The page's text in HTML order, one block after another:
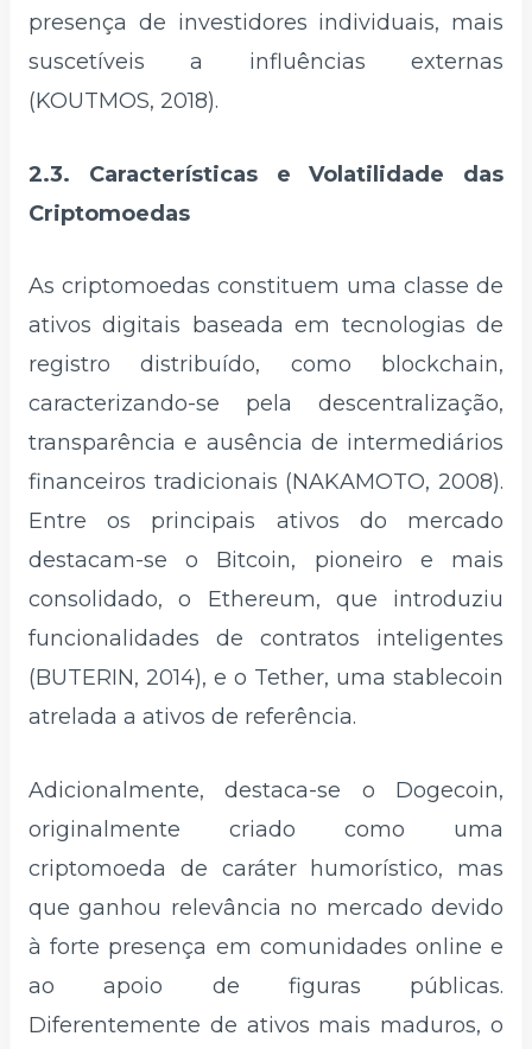
presença de investidores individuais, mais
suscetíveis a influências externas
(KOUTMOS, 2018).
2.3. Características e Volatilidade das
Criptomoedas
As criptomoedas constituem uma classe de
ativos digitais baseada em tecnologias de
registro distribuído, como blockchain,
caracterizando-se pela descentralização,
transparência e ausência de intermediários
financeiros tradicionais (NAKAMOTO, 2008).
Entre os principais ativos do mercado
destacam-se o Bitcoin, pioneiro e mais
consolidado, o Ethereum, que introduziu
funcionalidades de contratos inteligentes
(BUTERIN, 2014), e o Tether, uma stablecoin
atrelada a ativos de referência.
Adicionalmente, destaca-se o Dogecoin,
originalmente criado como uma
criptomoeda de caráter humorístico, mas
que ganhou relevância no mercado devido
à forte presença em comunidades online e
ao apoio de figuras públicas.
Diferentemente de ativos mais maduros, o